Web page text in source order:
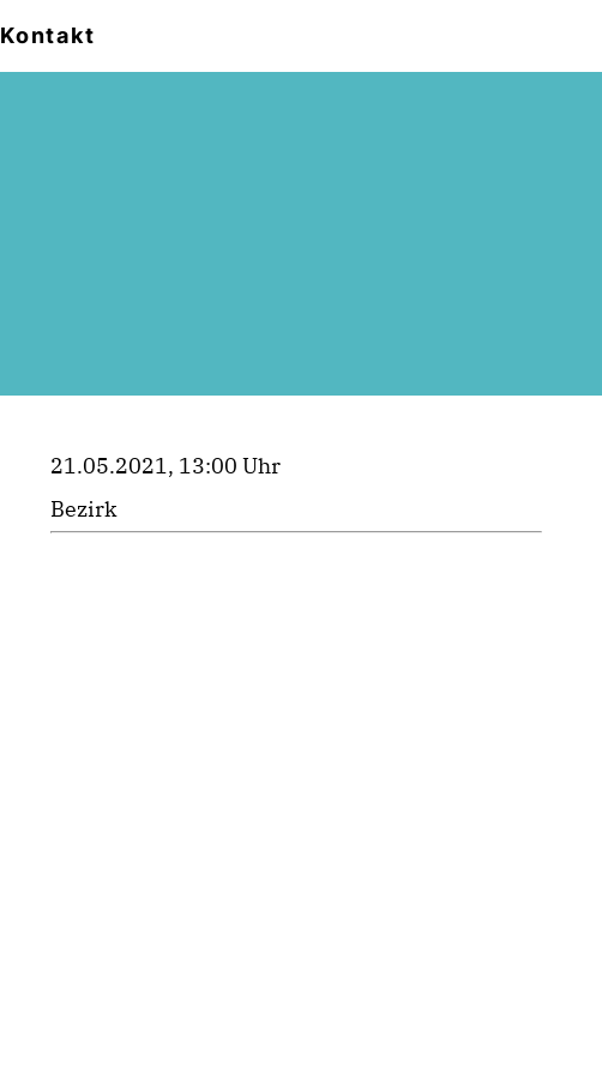
Kontakt
21.05.2021, 13:00 Uhr
Bezirk